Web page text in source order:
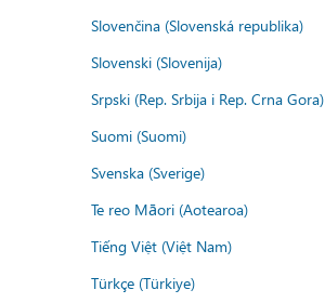
Slovenčina (Slovenská republika)
Slovenski (Slovenija)
Srpski (Rep. Srbija i Rep. Crna Gora)
Suomi (Suomi)
Svenska (Sverige)
Te reo Māori (Aotearoa)
Tiếng Việt (Việt Nam)
Türkçe (Türkiye)